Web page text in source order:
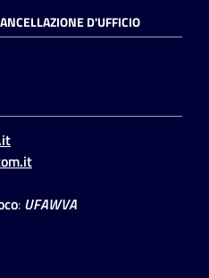
D'UFFICIO
: UFAWVA